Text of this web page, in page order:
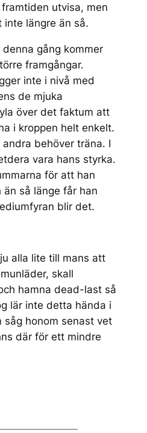
utvisa, men
inte längre än så.
gång kommer
framgångar.
inte i nivå med
de mjuka
över det faktum att
i kroppen helt enkelt.
behöver träna. I
vara hans styrka.
för att han
så länge får han
blir det.
alla lite till mans att
skall
hamna dead-last så
lär inte detta hända i
såg honom senast vet
där för ett mindre